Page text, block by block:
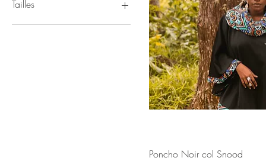
Tailles
l
Aperçu
Poncho Noir col Snood